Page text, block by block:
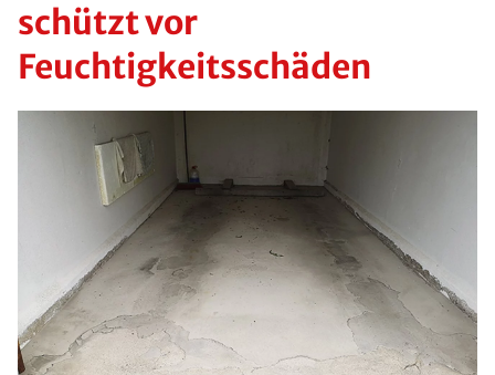
schützt vor
Feuchtigkeitsschäden